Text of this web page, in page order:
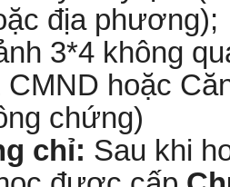
địa phương);
3*4 không
CMND hoặc
chứng)
chỉ: Sau khi